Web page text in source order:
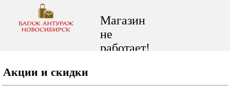
Магазин
не
работает!
Акции и скидки